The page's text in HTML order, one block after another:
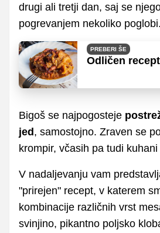
drugi ali tretji dan, saj se
pogrevanjem nekoliko poglobi.
PREBERI ŠE
Odličen
Bigoš se najpogosteje
jed, samostojno. Zraven se
krompir, včasih pa tudi
V nadaljevanju vam
"prirejen" recept, v katerem
kombinacije različnih vrst
svinjino, pikantno poljsko